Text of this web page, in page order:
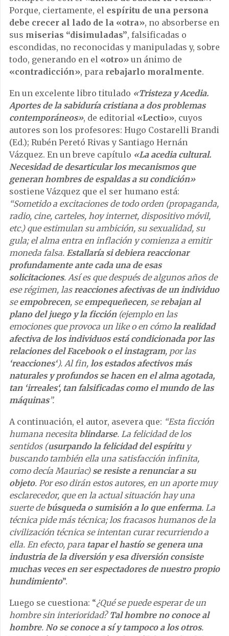
Porque, ciertamente, el espíritu de una persona
debe crecer al lado de la «otra», no absorberse en
sus miserias “disimuladas”, falsificadas o
escondidas, no reconocidas y manipuladas y, sobre
todo, generando en el «otro» un ánimo de
«contradicción», para rebajarlo moralmente.
En un excelente libro titulado «Tristeza y Acedia.
Aportes de la sabiduría cristiana a dos problemas
contemporáneos», de editorial «Lectio», cuyos
autores son los profesores: Hugo Costarelli Brandi
(Ed.); Rubén Peretó Rivas y Santiago Hernán
Vázquez. En un breve capítulo «La acedia cultural.
Necesidad de desarticular los mecanismos que
generan hombres de espaldas a su condición»
sostiene Vázquez que el ser humano está:
“Sometido a excitaciones de todo orden (propaganda,
radio, cine, carteles, hoy internet, dispositivo móvil,
etc.) que estimulan su ambición, su sexualidad, su
gula; el alma entra en inflación y comienza a emitir
moneda falsa. Estallaría si debiera reaccionar
profundamente ante cada una de esas
solicitaciones. Así es que después de algunos años de
ese régimen, las reacciones afectivas de un individuo
seempobrecen, seempequeñecen, se rebajan al
plano del juego y la ficción(ejemplo en las
emociones que provoca un like o en cómo la realidad
afectiva de los individuos está condicionada por las
relaciones del Facebook o el instagram, por las
‘reacciones‘). Al fin, los estados afectivos más
naturales y profundos se hacen en el alma agotada,
tan ‘irreales‘, tan falsificadas como el mundo de las
máquinas”.
A continuación, el autor, asevera que: “Esta ficción
humana necesita blindarse. La felicidad de los
sentidos (usurpando la felicidad del espírituy
buscando también ella una satisfacción infinita,
como decía Mauriac) se resiste a renunciar a su
objeto. Por eso dirán estos autores, en un aporte muy
esclarecedor, que en la actual situación hay una
suerte debúsqueda o sumisión a lo que enferma. La
técnica pide más técnica; los fracasos humanos de la
civilización técnica se intentan curar recurriendo a
ella. En efecto, para tapar el hastío se genera una
industria de la diversión y esa diversión consiste
muchas veces en ser espectadores de nuestro propio
hundimiento”.
Luego se cuestiona: “¿Qué se puede esperar de un
hombre sin interioridad? Tal hombre no conoce al
hombre. No se conoce a sí y tampoco a los otros.